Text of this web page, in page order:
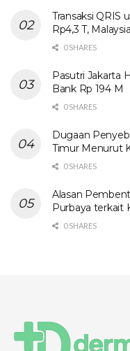
Transaksi QRIS
Rp4,3 T,
0 SHARES
Pasutri Jakarta
Bank Rp 194 M
0 SHARES
Dugaan
Timur Menurut
0 SHARES
Alasan
Purbaya terkait
0 SHARES